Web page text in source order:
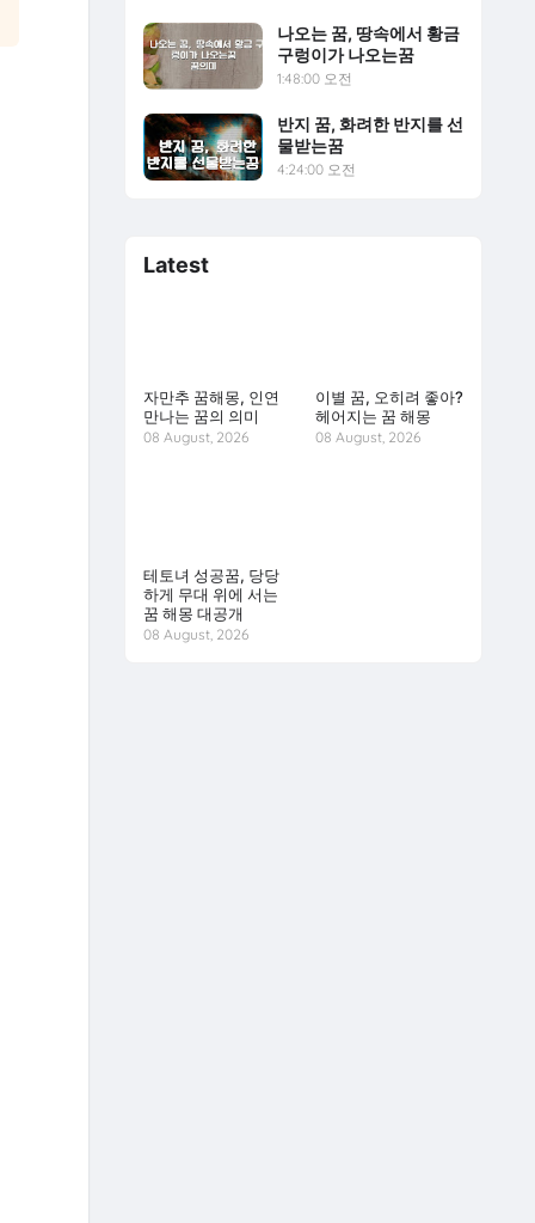
나오는 꿈, 땅속에서 황금
구렁이가 나오는꿈
1:48:00 오전
반지 꿈, 화려한 반지를 선
물받는꿈
4:24:00 오전
Latest
자만추 꿈해몽, 인연
만나는 꿈의 의미
08 August, 2026
이별 꿈, 오히려 좋아?
헤어지는 꿈 해몽
08 August, 2026
테토녀 성공꿈, 당당
하게 무대 위에 서는
꿈 해몽 대공개
08 August, 2026